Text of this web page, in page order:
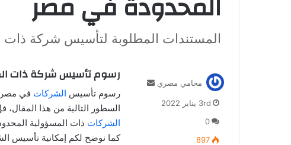
المستندات المطلوبة لتأسيس شركة
رسوم تأسيس شركة ذات
رسوم تأسيس الشركات في مصر
السطور التالية من هذا
الشركات ذات المسؤولية
كما نوضح لكم إمكانية تأسيس
محامي مصري
أرسل
3rd يناير 2022
0
897